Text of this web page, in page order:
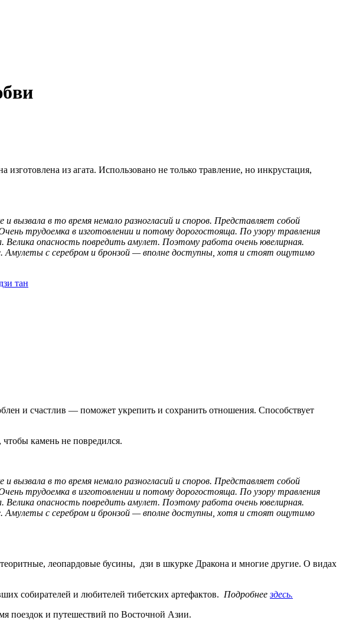
из агата. Использовано не только травление, но инкрустация,
вызвала в то время немало разногласий и споров. Представляет собой
трудоемка в изготовлении и потому дорогостояща. По узору травления
Велика опасность повредить амулет. Поэтому работа очень ювелирная.
Амулеты с серебром и бронзой — вполне доступны, хотя и стоят ощутимо
дзи тан
и счастлив — поможет укрепить и сохранить отношения. Способствует
камень не повредился.
вызвала в то время немало разногласий и споров. Представляет собой
трудоемка в изготовлении и потому дорогостояща. По узору травления
Велика опасность повредить амулет. Поэтому работа очень ювелирная.
Амулеты с серебром и бронзой — вполне доступны, хотя и стоят ощутимо
леопардовые бусины, дзи в шкурке Дракона и многие другие. О видах
собирателей и любителей тибетских артефактов. Подробнеездесь.
поездок и путешествий по Восточной Азии.